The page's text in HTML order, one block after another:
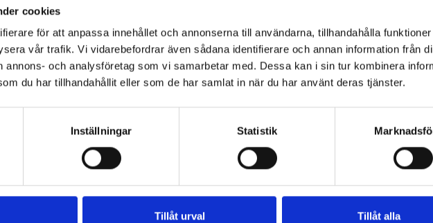
cookies
för att anpassa innehållet och annonserna till användarna, tillhandahålla
vår trafik. Vi vidarebefordrar även sådana identifierare och annan information från
annons- och analysföretag som vi samarbetar med. Dessa kan i sin tur kombinera
du har tillhandahållit eller som de har samlat in när du har använt deras tjänster.
Inställningar Statistik
Tillåt urval Tillåt alla